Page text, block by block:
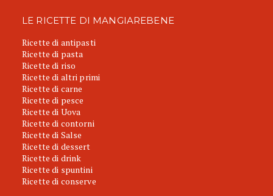
LE RICETTE DI MANGIAREBENE
Ricette di antipasti
Ricette di pasta
Ricette di riso
Ricette di altri primi
Ricette di carne
Ricette di pesce
Ricette di Uova
Ricette di contorni
Ricette di Salse
Ricette di dessert
Ricette di drink
Ricette di spuntini
Ricette di conserve